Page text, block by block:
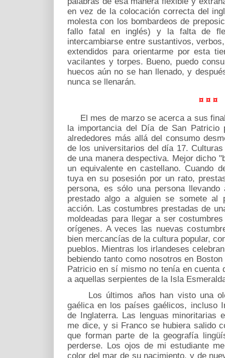
en vez de la colocación correcta del
molesta con los bombardeos de
fallo fatal en inglés) y la falta de
intercambiarse entre sustantivos,
extendidos para orientarme por esta
vacilantes y torpes. Bueno, puedo
huecos aún no se han llenado, y
nunca se llenarán.
¤ ¤ ¤
El mes de marzo se acerca a sus
la importancia del Día de San
alrededores más allá del consumo
de los universitarios del día 17.
de una manera despectiva. Mejor dicho
un equivalente en castellano. Cuando
tuya en su posesión por un rato,
persona, es sólo una persona
prestado algo a alguien se somete al
acción. Las costumbres prestadas de
moldeadas para llegar a ser
orígenes. A veces las nuevas
bien mercancías de la cultura popular,
pueblos. Mientras los irlandeses
bebiendo tanto como nosotros en
Patricio en sí mismo no tenía en cuenta
a aquellas serpientes de la Isla
Los últimos años han visto una
gaélica en los países gaélicos, incluso
de Inglaterra. Las lenguas minoritarias
me dice, y si Franco se hubiera salido
que forman parte de la geografía
perderse. Los ojos de mi estudiante
color del mar de su nacimiento, y de